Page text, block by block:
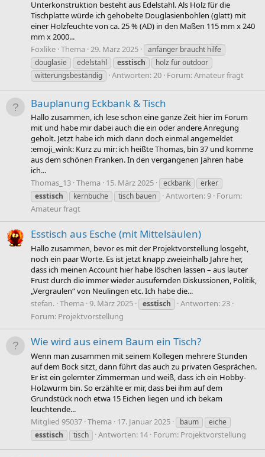
Unterkonstruktion besteht aus Edelstahl. Als Holz für die
Tischplatte würde ich gehobelte Douglasienbohlen (glatt) mit
einer Holzfeuchte von ca. 25 % (AD) in den Maßen 115 mm x 240
mm x 2000...
Foxlike Thema 29. März 2025
anfänger braucht hilfe
douglasie
edelstahl esstisch
holz für outdoor
witterungsbeständig
Antworten: 20 Forum:Amateur fragt
Bauplanung Eckbank & Tisch
Hallo zusammen, ich lese schon eine ganze Zeit hier im Forum
mit und habe mir dabei auch die ein oder andere Anregung
geholt. Jetzt habe ich mich dann doch einmal angemeldet
:emoji_wink: Kurz zu mir: ich heißte Thomas, bin 37 und komme
aus dem schönen Franken. In den vergangenen Jahren habe
ich...
Thomas_13 Thema 15. März 2025 eckbank
erker
esstisch
kernbuche tisch bauen Antworten: 9 Forum:
Amateur fragt
Esstisch aus Esche (mit Mittelsäulen)
Hallo zusammen, bevor es mit der Projektvorstellung losgeht,
noch ein paar Worte. Es ist jetzt knapp zweieinhalb Jahre her,
dass ich meinen Account hier habe löschen lassen – aus lauter
Frust durch die immer wieder ausufernden Diskussionen, Politik,
„Vergraulen“ von Neulingen etc. Ich habe die...
stefan. Thema 9. März 2025 esstisch
Antworten: 23
Forum: Projektvorstellung
Wie wird aus einem Baum ein Tisch?
Wenn man zusammen mit seinem Kollegen mehrere Stunden
auf dem Bock sitzt, dann führt das auch zu privaten Gesprächen.
Er ist ein gelernter Zimmerman und weiß, dass ich ein Hobby-
Holzwurm bin. So erzählte er mir, dass bei ihm auf dem
Grundstück noch etwa 15 Eichen liegen und ich bekam
leuchtende...
Mitglied 95037 Thema 17. Januar 2025 baum
eiche
esstisch
tisch Antworten: 14 Forum: Projektvorstellung